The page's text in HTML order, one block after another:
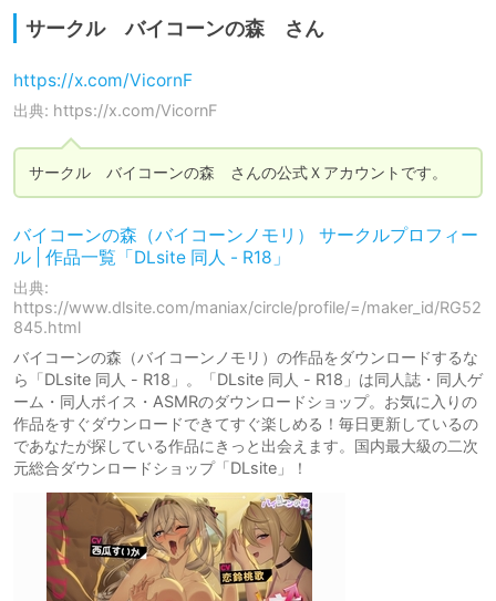
サークル バイコーンの森 さん
https://x.com/VicornF
出典: https://x.com/VicornF
サークル　バイコーンの森　さんの公式Ｘアカウントです。
バイコーンの森（バイコーンノモリ） サークルプロフィー
ル | 作品一覧「DLsite 同人 - R18」
出典:
https://www.dlsite.com/maniax/circle/profile/=/maker_id/RG52
845.html
バイコーンの森（バイコーンノモリ）の作品をダウンロードするな
ら「DLsite 同人 - R18」。「DLsite 同人 - R18」は同人誌・同人ゲ
ーム・同人ボイス・ASMRのダウンロードショップ。お気に入りの
作品をすぐダウンロードできてすぐ楽しめる！毎日更新しているの
であなたが探している作品にきっと出会えます。国内最大級の二次
元総合ダウンロードショップ「DLsite」！